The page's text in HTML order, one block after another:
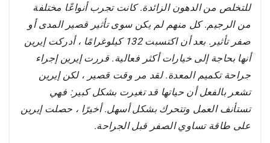
للتخلص من الدهون الزائدة. كانت تجرب أنواعًا مختلفة
من الرجيم. كل منهم لم يكن سوى تأثير قصير المدى أو
صفر تأثير. بعد أن اكتسبت 132 كيلوغرامًا ، أدركت إيرين
أنها بحاجة إلى خيارات أكثر فعالية. قررت إيرين إجراء
جراحة تكميم المعدة. لقد مر وقت قصير ، لكن إيرين
تشعر بالفعل أن حياتها قد تغيرت بشكل كبير: فهي
تستأنف العمل وتتحرك بشكل أسهل. أخيرًا ، حصلت إيرين
على طاقة تساوي الصفر قبل الجراحة.